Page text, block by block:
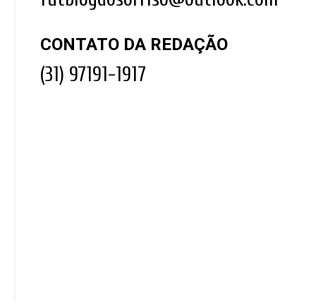
CONTATO DA REDAÇÃO
(31) 97191-1917